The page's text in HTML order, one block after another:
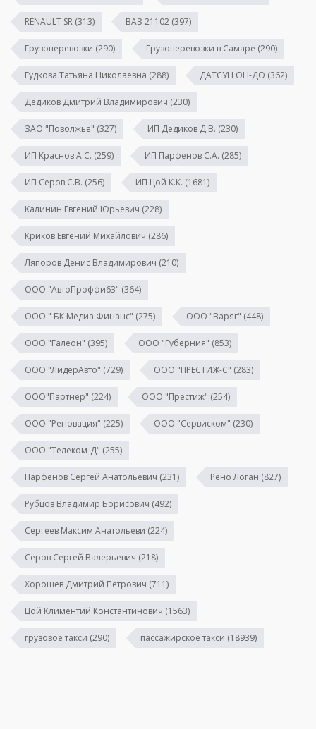
RENAULT SR (313) ВАЗ 21102 (397)
Грузоперевозки (290) Грузоперевозки в Самаре (290)
Гудкова Татьяна Николаевна (288) ДАТСУН ОН-ДО (362)
Дедиков Дмитрий Владимирович (230)
ЗАО "Поволжье" (327) ИП Дедиков Д.В. (230)
ИП Краснов А.С. (259) ИП Парфенов С.А. (285)
ИП Серов С.В. (256) ИП Цой К.К. (1681)
Калинин Евгений Юрьевич (228)
Криков Евгений Михайлович (286)
Ляпоров Денис Владимирович (210)
ООО "АвтоПроффи63" (364)
ООО " БК Медиа Финанс" (275) ООО "Варяг" (448)
ООО "Галеон" (395) ООО "Губерния" (853)
ООО "ЛидерАвто" (729) ООО "ПРЕСТИЖ-С" (283)
ООО"Партнер" (224) ООО "Престиж" (254)
ООО "Реновация" (225) ООО "Сервиском" (230)
ООО "Телеком-Д" (255)
Парфенов Сергей Анатольевич (231) Рено Логан (827)
Рубцов Владимир Борисович (492)
Сергеев Максим Анатольеви (224)
Серов Сергей Валерьевич (218)
Хорошев Дмитрий Петрович (711)
Цой Климентий Константинович (1563)
грузовое такси (290) пассажирское такси (18939)